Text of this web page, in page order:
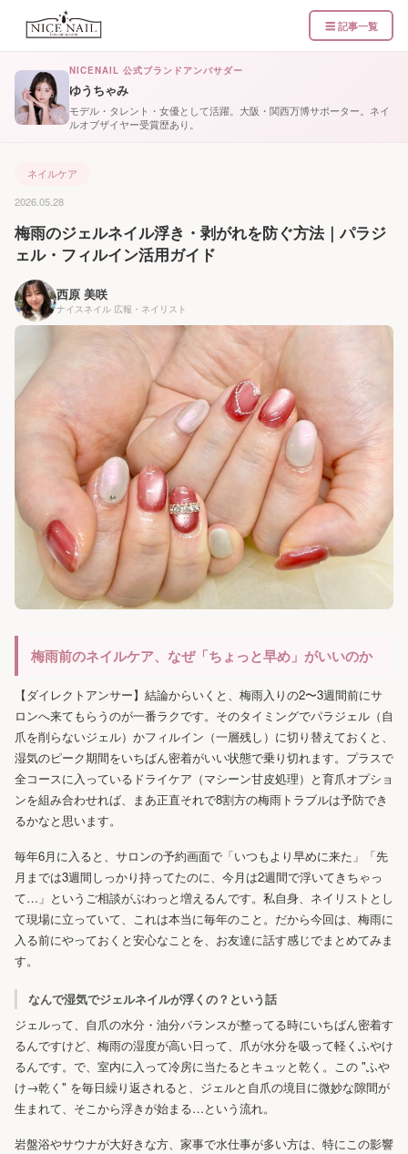
☰ 記事一覧
NICENAIL 公式ブランドアンバサダー
ゆうちゃみ
モデル・タレント・女優として活躍。大阪・関西万博サポーター。ネイ
ルオブザイヤー受賞歴あり。
ネイルケア
2026.05.28
梅雨のジェルネイル浮き・剥がれを防ぐ方法｜パラジ
ェル・フィルイン活用ガイド
西原 美咲
ナイスネイル 広報・ネイリスト
梅雨前のネイルケア、なぜ「ちょっと早め」がいいのか
【ダイレクトアンサー】結論からいくと、梅雨入りの2〜3週間前にサ
ロンへ来てもらうのが一番ラクです。そのタイミングでパラジェル（自
爪を削らないジェル）かフィルイン（一層残し）に切り替えておくと、
湿気のピーク期間をいちばん密着がいい状態で乗り切れます。プラスで
全コースに入っているドライケア（マシーン甘皮処理）と育爪オプショ
ンを組み合わせれば、まあ正直それで8割方の梅雨トラブルは予防でき
るかなと思います。
毎年6月に入ると、サロンの予約画面で「いつもより早めに来た」「先
月までは3週間しっかり持ってたのに、今月は2週間で浮いてきちゃっ
て…」というご相談がぶわっと増えるんです。私自身、ネイリストとし
て現場に立っていて、これは本当に毎年のこと。だから今回は、梅雨に
入る前にやっておくと安心なことを、お友達に話す感じでまとめてみま
す。
なんで湿気でジェルネイルが浮くの？という話
ジェルって、自爪の水分・油分バランスが整ってる時にいちばん密着す
るんですけど、梅雨の湿度が高い日って、爪が水分を吸って軽くふやけ
るんです。で、室内に入って冷房に当たるとキュッと乾く。この "ふや
け→乾く" を毎日繰り返されると、ジェルと自爪の境目に微妙な隙間が
生まれて、そこから浮きが始まる…という流れ。
岩盤浴やサウナが大好きな方、家事で水仕事が多い方は、特にこの影響